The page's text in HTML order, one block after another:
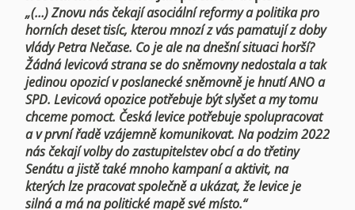
„(…) Znovu nás čekají asociální reformy a politika pro
horních deset tisíc, kterou mnozí z vás pamatují z doby
vlády Petra Nečase. Co je ale na dnešní situaci horší?
Žádná levicová strana se do sněmovny nedostala a tak
jedinou opozicí v poslanecké sněmovně je hnutí ANO a
SPD. Levicová opozice potřebuje být slyšet a my tomu
chceme pomoct. Česká levice potřebuje spolupracovat
a v první řadě vzájemně komunikovat. Na podzim 2022
nás čekají volby do zastupitelstev obcí a do třetiny
Senátu a jistě také mnoho kampaní a aktivit, na
kterých lze pracovat společně a ukázat, že levice je
silná a má na politické mapě své místo.“